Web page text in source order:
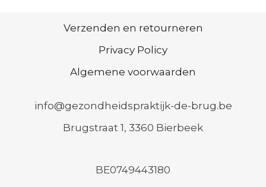
Verzenden en retourneren
Privacy Policy
Algemene voorwaarden
info@gezondheidspraktijk-de-brug.be
Brugstraat 1, 3360 Bierbeek
BE0749443180